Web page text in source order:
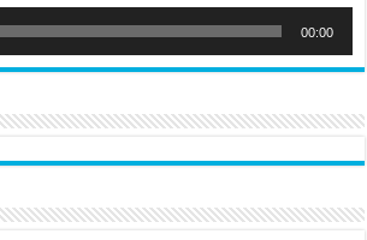
00:00